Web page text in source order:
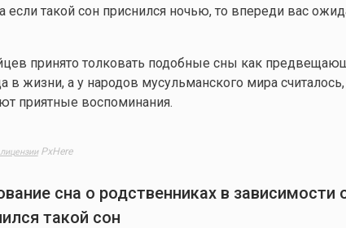
если такой сон приснился ночью, то впереди вас
принято толковать подобные сны как
в жизни, а у народов мусульманского мира
приятные воспоминания.
лицензииPxHere
сна о родственниках в зависимости
такой сон